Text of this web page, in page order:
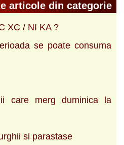
articole din categorie
XC / NI KA ?
se poate consuma
care merg duminica la
si parastase